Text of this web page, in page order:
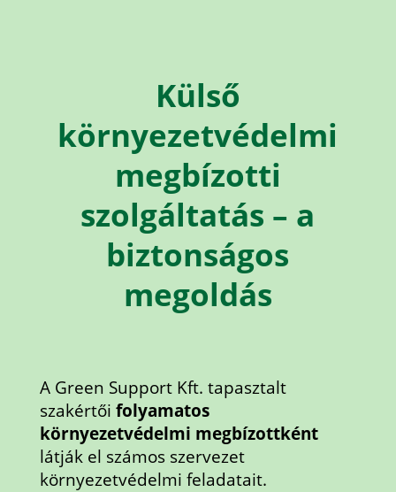
Külső
környezetvédelmi
megbízotti
szolgáltatás – a
biztonságos
megoldás
A Green Support Kft. tapasztalt
szakértői folyamatos
környezetvédelmi megbízottként
látják el számos szervezet
környezetvédelmi feladatait.